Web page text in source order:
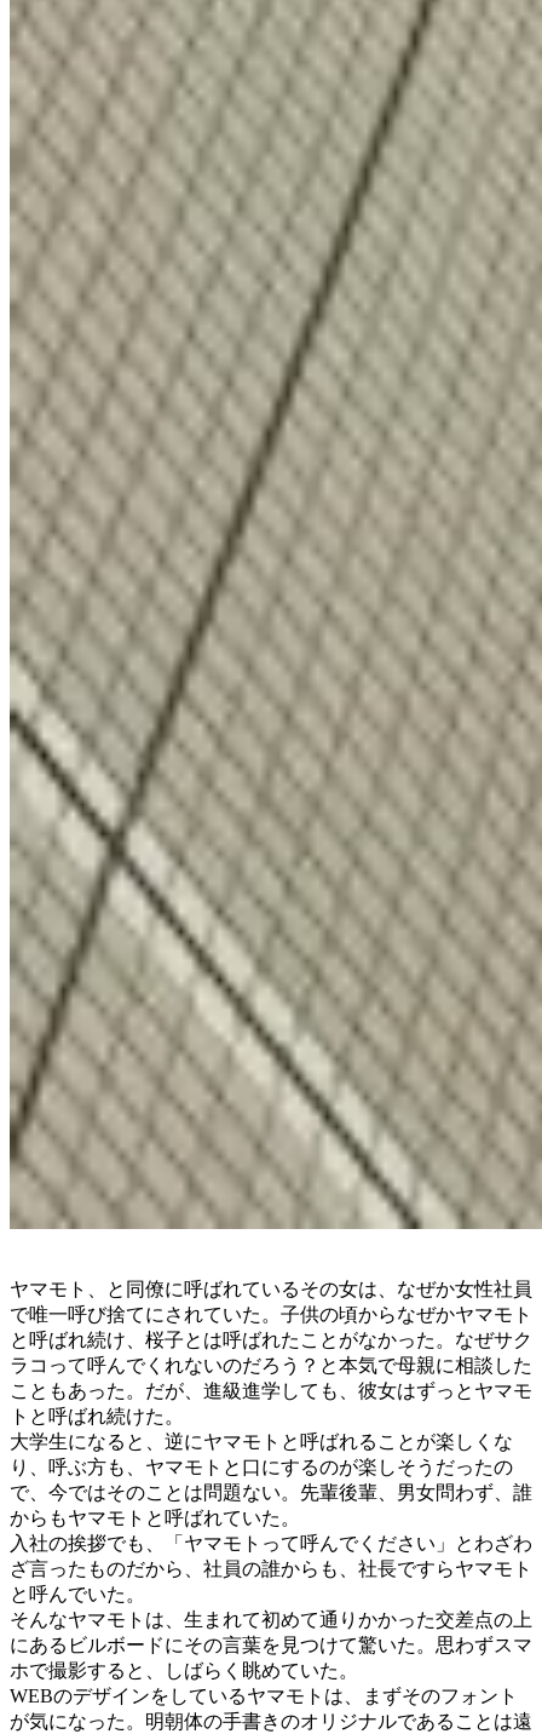
ヤマモト、と同僚に呼ばれているその女は、なぜか女性社員
で唯一呼び捨てにされていた。子供の頃からなぜかヤマモト
と呼ばれ続け、桜子とは呼ばれたことがなかった。なぜサク
ラコって呼んでくれないのだろう？と本気で母親に相談した
こともあった。だが、進級進学しても、彼女はずっとヤマモ
トと呼ばれ続けた。
大学生になると、逆にヤマモトと呼ばれることが楽しくな
り、呼ぶ方も、ヤマモトと口にするのが楽しそうだったの
で、今ではそのことは問題ない。先輩後輩、男女問わず、誰
からもヤマモトと呼ばれていた。
入社の挨拶でも、「ヤマモトって呼んでください」とわざわ
ざ言ったものだから、社員の誰からも、社長ですらヤマモト
と呼んでいた。
そんなヤマモトは、生まれて初めて通りかかった交差点の上
にあるビルボードにその言葉を見つけて驚いた。思わずスマ
ホで撮影すると、しばらく眺めていた。
WEBのデザインをしているヤマモトは、まずそのフォント
が気になった。明朝体の手書きのオリジナルであることは遠